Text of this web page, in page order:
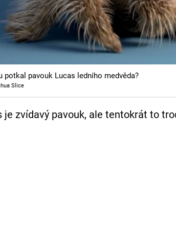
potkal pavouk Lucas ledního medvěda?
Slice
je zvídavý pavouk, ale tentokrát to